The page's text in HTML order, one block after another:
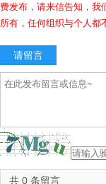
费发布，请来信告知，我
所有，任何组织与个人
请留言
共 0 条留言